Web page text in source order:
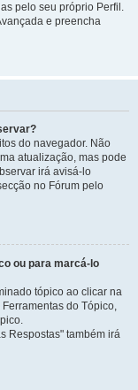
pelo seu próprio Perfil.
e preencha
do navegador. Não
atualização, mas pode
irá avisá-lo
no Fórum pelo
ou para marcá-lo
tópico ao clicar na
do Tópico,
Respostas" também irá